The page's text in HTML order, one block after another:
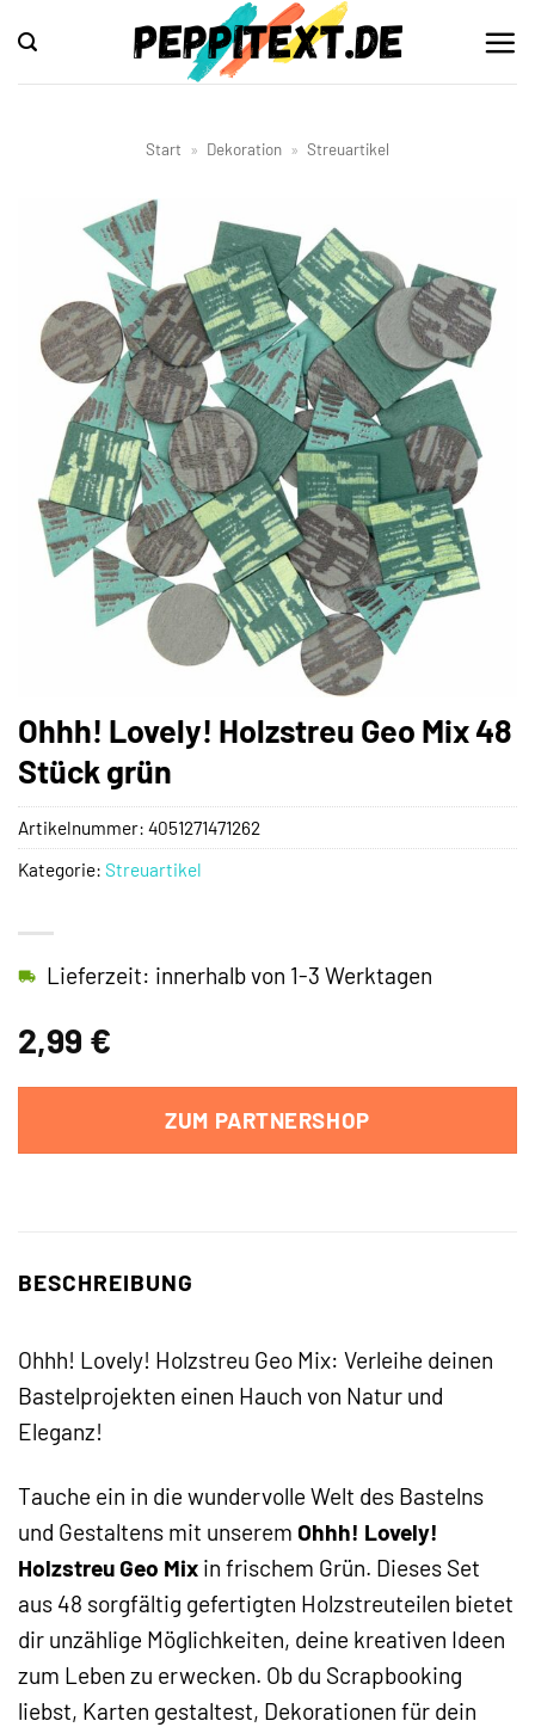
Inhalt
springen
Start » Dekoration » Streuartikel
Ohhh! Lovely! Holzstreu Geo Mix 48
Stück grün
2,99 €
Lieferzeit: innerhalb von 1-3 Werktagen
ZUM PARTNERSHOP
Artikelnummer: 4051271471262
Kategorie: Streuartikel
BESCHREIBUNG
Ohhh! Lovely! Holzstreu Geo Mix: Verleihe deinen
Bastelprojekten einen Hauch von Natur und
Eleganz!
Tauche ein in die wundervolle Welt des Bastelns
und Gestaltens mit unserem Ohhh! Lovely!
Holzstreu Geo Mix in frischem Grün. Dieses Set
aus 48 sorgfältig gefertigten Holzstreuteilen bietet
dir unzählige Möglichkeiten, deine kreativen Ideen
zum Leben zu erwecken. Ob du Scrapbooking
liebst, Karten gestaltest, Dekorationen für dein